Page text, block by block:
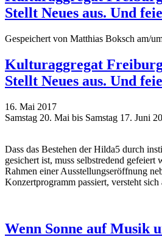
Stellt Neues aus. Und
Gespeichert von Matthias Boksch am/
Kulturaggregat
Stellt Neues aus. Und
16. Mai 2017
Samstag 20. Mai bis Samstag 17. Juni
Dass das Bestehen der Hilda5 durch
gesichert ist, muss selbstredend gefeiert
Rahmen einer Ausstellungseröffnung
Konzertprogramm passiert, versteht sich
Wenn Sonne auf Musik